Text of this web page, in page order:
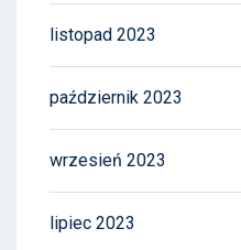
listopad 2023
październik 2023
wrzesień 2023
lipiec 2023